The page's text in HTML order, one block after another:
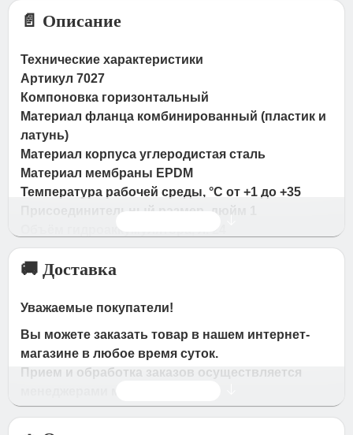
📄 Описание
Технические характеристики
Артикул 7027
Компоновка горизонтальный
Материал фланца комбинированный (пластик и
латунь)
Материал корпуса углеродистая сталь
Материал мембраны EPDM
Температура рабочей среды, °C от +1 до +35
Присоединительный размер, дюйм 1
Максимальное давление, бар 8
Гарантия, год 2
Краткое описание
частого включения, что способствует
увеличению ресурса насоса. Снижает
вероятность появления гидроудара в системе.
накопленный запас воды. Корпус из
🚚 Доставка
Уважаемые покупатели!
Вы можете заказать товар в нашем интернет-
магазине в любое время суток.
Прием и обработка заказов осуществляется
Время работы магазина: